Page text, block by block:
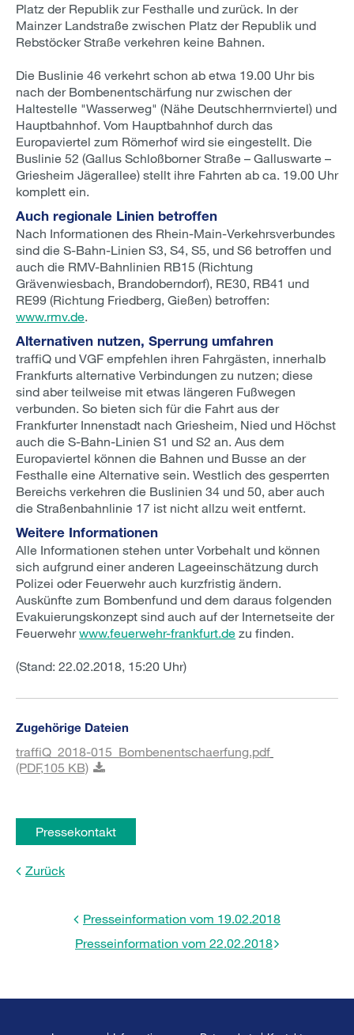
Platz der Republik zur Festhalle und zurück. In der
Mainzer Landstraße zwischen Platz der Republik und
Rebstöcker Straße verkehren keine Bahnen.
Die Buslinie 46 verkehrt schon ab etwa 19.00 Uhr bis
nach der Bombenentschärfung nur zwischen der
Haltestelle "Wasserweg" (Nähe Deutschherrnviertel) und
Hauptbahnhof. Vom Hauptbahnhof durch das
Europaviertel zum Römerhof wird sie eingestellt. Die
Buslinie 52 (Gallus Schloßborner Straße – Galluswarte –
Griesheim Jägerallee) stellt ihre Fahrten ab ca. 19.00 Uhr
komplett ein.
Auch regionale Linien betroffen
Nach Informationen des Rhein-Main-Verkehrsverbundes
sind die S-Bahn-Linien S3, S4, S5, und S6 betroffen und
auch die RMV-Bahnlinien RB15 (Richtung
Grävenwiesbach, Brandoberndorf), RE30, RB41 und
RE99 (Richtung Friedberg, Gießen) betroffen:
www.rmv.de.
Alternativen nutzen, Sperrung umfahren
traffiQ und VGF empfehlen ihren Fahrgästen, innerhalb
Frankfurts alternative Verbindungen zu nutzen; diese
sind aber teilweise mit etwas längeren Fußwegen
verbunden. So bieten sich für die Fahrt aus der
Frankfurter Innenstadt nach Griesheim, Nied und Höchst
auch die S-Bahn-Linien S1 und S2 an. Aus dem
Europaviertel können die Bahnen und Busse an der
Festhalle eine Alternative sein. Westlich des gesperrten
Bereichs verkehren die Buslinien 34 und 50, aber auch
die Straßenbahnlinie 17 ist nicht allzu weit entfernt.
Weitere Informationen
Alle Informationen stehen unter Vorbehalt und können
sich aufgrund einer anderen Lageeinschätzung durch
Polizei oder Feuerwehr auch kurzfristig ändern.
Auskünfte zum Bombenfund und dem daraus folgenden
Evakuierungskonzept sind auch auf der Internetseite der
Feuerwehrwww.feuerwehr-frankfurt.de zu finden.
(Stand: 22.02.2018, 15:20 Uhr)
Zugehörige Dateien
traffiQ_2018-015_Bombenentschaerfung.pdf
(PDF,105 KB)
Pressekontakt
Zurück
Presseinformation vom 19.02.2018
Presseinformation vom 22.02.2018